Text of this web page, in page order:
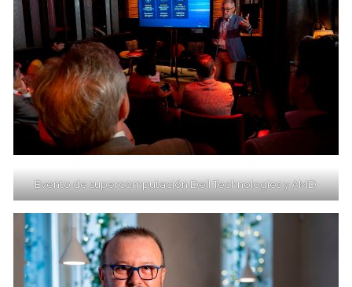
Evento de supercomputación Dell Technologies y AMD